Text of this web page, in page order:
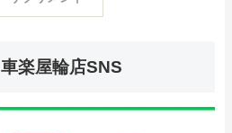
車楽屋輪店SNS